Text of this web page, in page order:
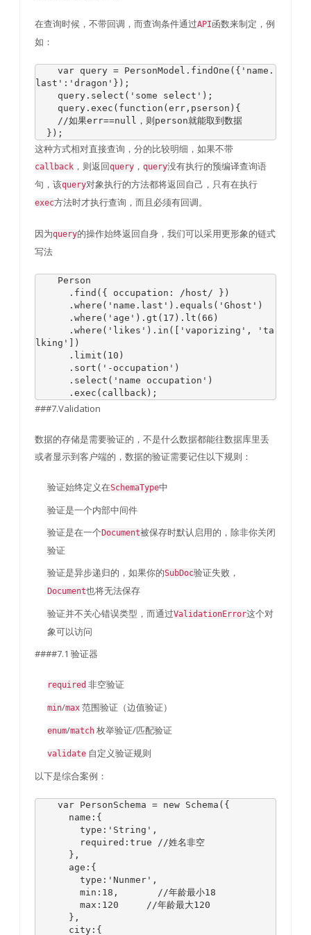
在查询时候，不带回调，而查询条件通过API函数来制定，例
如：
var query = PersonModel . findOne ({ 'name.
last' : 'dragon' });
    query
. select ( 'some select' );
    query
. exec ( function ( err , pserson ){
//如果err==null，则person就能取到数据
});
这种方式相对直接查询，分的比较明细，如果不带
callback ，则返回query ， query没有执行的预编译查询语
句，该query对象执行的方法都将返回自己，只有在执行
exec方法时才执行查询，而且必须有回调。
因为query的操作始终返回自身，我们可以采用更形象的链式
写法
Person
. find ({ occupation : /host/
})
. where ( 'name.last' ). equals ( 'Ghost' )
. where ( 'age' ). gt ( 17 ). lt ( 66 )
. where ( 'likes' ). in ([ 'vaporizing' ,
'ta
lking'
])
. limit ( 10 )
. sort ( '-occupation' )
. select ( 'name occupation' )
. exec ( callback );
###7.Validation
数据的存储是需要验证的，不是什么数据都能往数据库里丢
或者显示到客户端的，数据的验证需要记住以下规则：
验证始终定义在SchemaType中
验证是一个内部中间件
验证是在一个 Document被保存时默认启用的，除非你关闭
验证
验证是异步递归的，如果你的SubDoc验证失败，
Document也将无法保存
验证并不关心错误类型，而通过ValidationError这个对
象可以访问
####7.1 验证器
required 非空验证
min/max 范围验证（边值验证）
enum/match 枚举验证/匹配验证
validate 自定义验证规则
以下是综合案例：
var PersonSchema = new Schema ({
      name
:{
        type
: 'String' ,
        required
: true
//姓名非空
},
      age
:{
        type
: 'Nunmer' ,
        min
: 18 ,
//年龄最小18
        max
: 120
//年龄最大120
},
      city
:{